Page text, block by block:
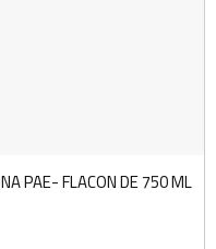
PAE- FLACON DE 750 ML